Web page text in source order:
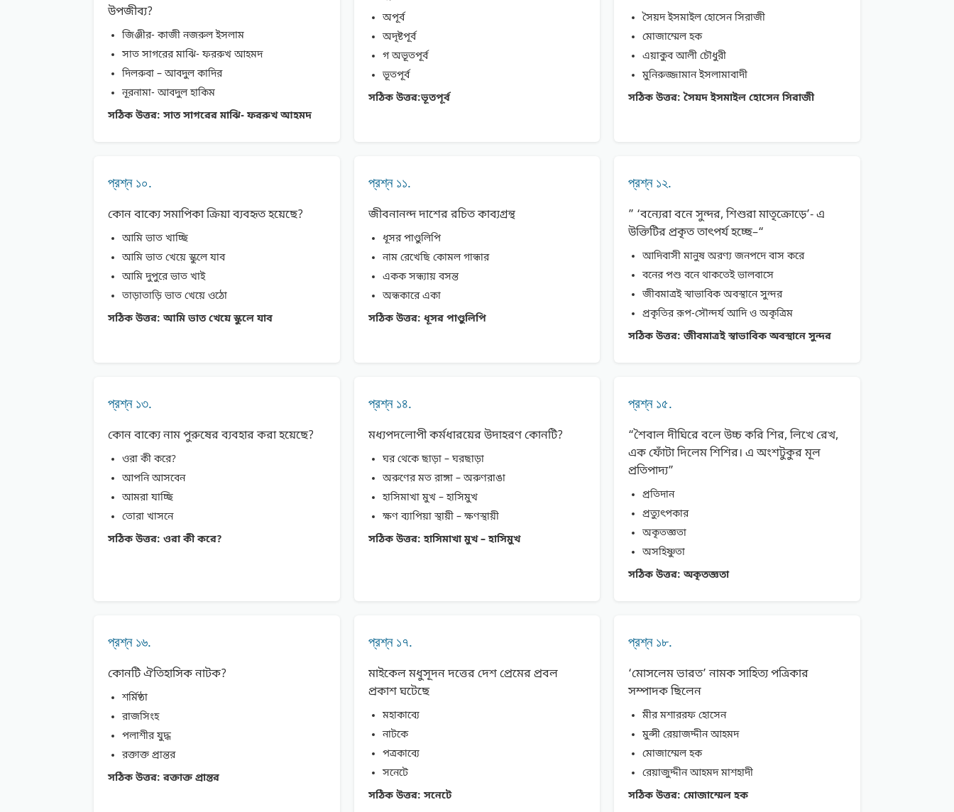
উপজীব্য?
জিঞ্জীর- কাজী নজরুল ইসলাম
সাত সাগরের মাঝি- ফররুখ আহমদ
দিলরুবা – আবদুল কাদির
নূরনামা- আবদুল হাকিম
সঠিক উত্তর: সাত সাগরের মাঝি- ফররুখ আহমদ
অপূর্ব
অদৃষ্টপূর্ব
গ অভূতপূর্ব
ভূতপূর্ব
সঠিক উত্তর:ভূতপূর্ব
সৈয়দ ইসমাইল হােসেন সিরাজী
মােজাম্মেল হক
এয়াকুব আলী চৌধুরী
মুনিরুজ্জামান ইসলামাবাদী
সঠিক উত্তর: সৈয়দ ইসমাইল হােসেন সিরাজী
প্রশ্ন ১০.
কোন বাক্যে সমাপিকা ক্রিয়া ব্যবহৃত হয়েছে?
আমি ভাত খাচ্ছি
আমি ভাত খেয়ে স্কুলে যাব
আমি দুপুরে ভাত খাই
তাড়াতাড়ি ভাত খেয়ে ওঠো
সঠিক উত্তর: আমি ভাত খেয়ে স্কুলে যাব
প্রশ্ন ১১.
জীবনানন্দ দাশের রচিত কাব্যগ্রন্থ
ধূসর পাণ্ডুলিপি
নাম রেখেছি কোমল গান্ধার
একক সন্ধ্যায় বসন্ত
অন্ধকারে একা
সঠিক উত্তর: ধূসর পাণ্ডুলিপি
প্রশ্ন ১২.
” ‘বন্যেরা বনে সুন্দর, শিশুরা মাতৃক্রোড়ে’- এ
উক্তিটির প্রকৃত তাৎপর্য হচ্ছে–“
আদিবাসী মানুষ অরণ্য জনপদে বাস করে
বনের পশু বনে থাকতেই ভালবাসে
জীবমাত্রই স্বাভাবিক অবস্থানে সুন্দর
প্রকৃতির রূপ-সৌন্দর্য আদি ও অকৃত্রিম
সঠিক উত্তর: জীবমাত্রই স্বাভাবিক অবস্থানে সুন্দর
প্রশ্ন ১৩.
কোন বাক্যে নাম পুরুষের ব্যবহার করা হয়েছে?
ওরা কী করে?
আপনি আসবেন
আমরা যাচ্ছি
তােরা খাসনে
সঠিক উত্তর: ওরা কী করে?
প্রশ্ন ১৪.
মধ্যপদলােপী কর্মধারয়ের উদাহরণ কোনটি?
ঘর থেকে ছাড়া – ঘরছাড়া
অরুণের মত রাঙ্গা – অরুণরাঙা
হাসিমাখা মুখ – হাসিমুখ
ক্ষণ ব্যাপিয়া স্থায়ী – ক্ষণস্থায়ী
সঠিক উত্তর: হাসিমাখা মুখ – হাসিমুখ
প্রশ্ন ১৫.
“শৈবাল দীঘিরে বলে উচ্চ করি শির, লিখে রেখ,
এক ফোঁটা দিলেম শিশির। এ অংশটুকুর মূল
প্রতিপাদ্য”
প্রতিদান
প্রত্যুৎপকার
অকৃতজ্ঞতা
অসহিষ্ণুতা
সঠিক উত্তর: অকৃতজ্ঞতা
প্রশ্ন ১৬.
কোনটি ঐতিহাসিক নাটক?
শর্মিষ্ঠা
রাজসিংহ
পলাশীর যুদ্ধ
রক্তাক্ত প্রান্তর
সঠিক উত্তর: রক্তাক্ত প্রান্তর
প্রশ্ন ১৭.
মাইকেল মধুসূদন দত্তের দেশ প্রেমের প্রবল
প্রকাশ ঘটেছে
মহাকাব্যে
নাটকে
পত্রকাব্যে
সনেটে
সঠিক উত্তর: সনেটে
প্রশ্ন ১৮.
‘মােসলেম ভারত’ নামক সাহিত্য পত্রিকার
সম্পাদক ছিলেন
মীর মশাররফ হােসেন
মুন্সী রেয়াজদ্দীন আহমদ
মােজাম্মেল হক
রেয়াজুদ্দীন আহমদ মাশহাদী
সঠিক উত্তর: মােজাম্মেল হক